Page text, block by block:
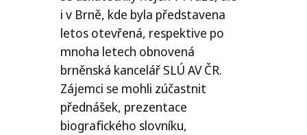
i v Brně, kde byla představena
letos otevřená, respektive po
mnoha letech obnovená
brněnská kancelář SLÚ AV ČR.
Zájemci se mohli zúčastnit
přednášek, prezentace
biografického slovníku,